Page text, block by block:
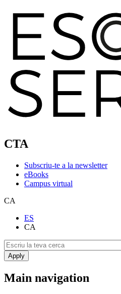
CTA
Subscriu-te a la newsletter
eBooks
Campus virtual
CA
ES
CA
Main navigation